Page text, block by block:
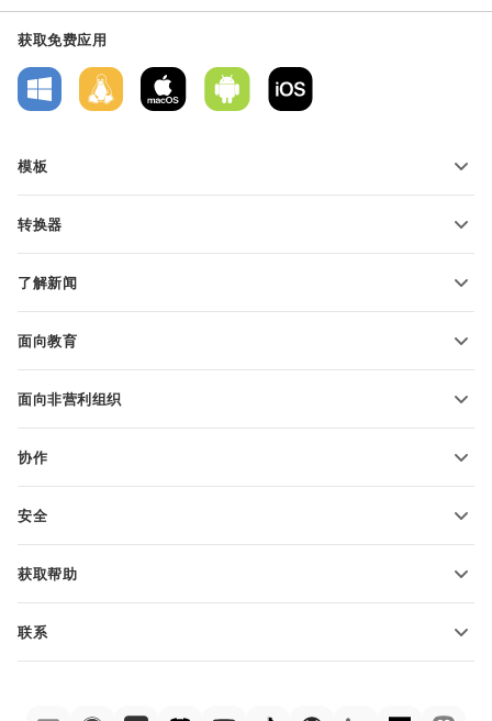
获取免费应用
模板
文本文档模板
转换器
转换电子表格
了解新闻
面向教育
适用于教育人士
面向非营利组织
申请免费帐户
协作
翻译人员
安全
获取帮助
帮助中心
联系